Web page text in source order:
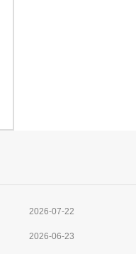
2026-07-22
2026-06-23